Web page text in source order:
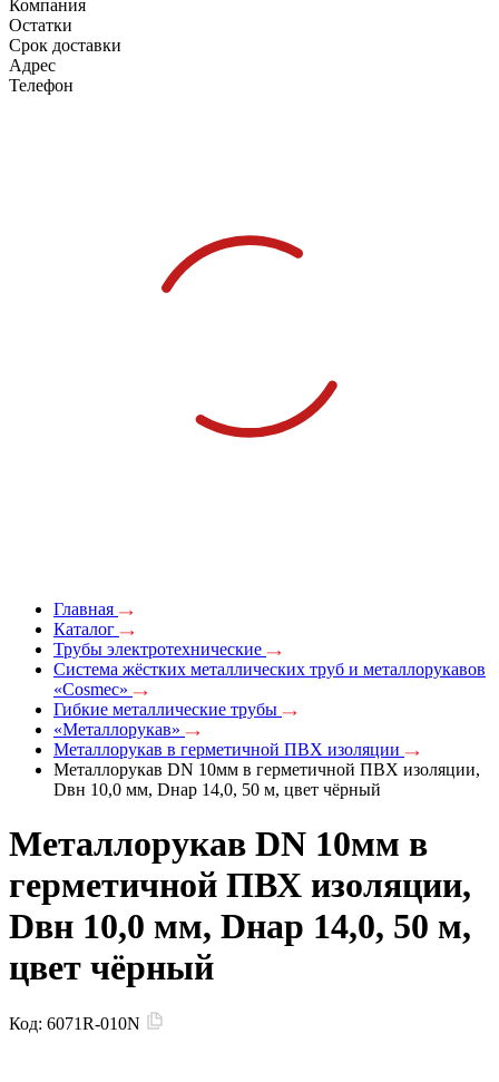
Компания
Остатки
Срок доставки
Адрес
Телефон
Главная
Каталог
Трубы электротехнические
Система жёстких металлических труб и металлорукавов
«Cosmec»
Гибкие металлические трубы
«Металлорукав»
Металлорукав в герметичной ПВХ изоляции
Металлорукав DN 10мм в герметичной ПВХ изоляции,
Dвн 10,0 мм, Dнар 14,0, 50 м, цвет чёрный
Металлорукав DN 10мм в
герметичной ПВХ изоляции,
Dвн 10,0 мм, Dнар 14,0, 50 м,
цвет чёрный
Код: 6071R-010N